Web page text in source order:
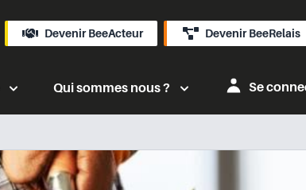
Devenir BeeActeur Devenir BeeRelais
Qui sommes nous ? Se